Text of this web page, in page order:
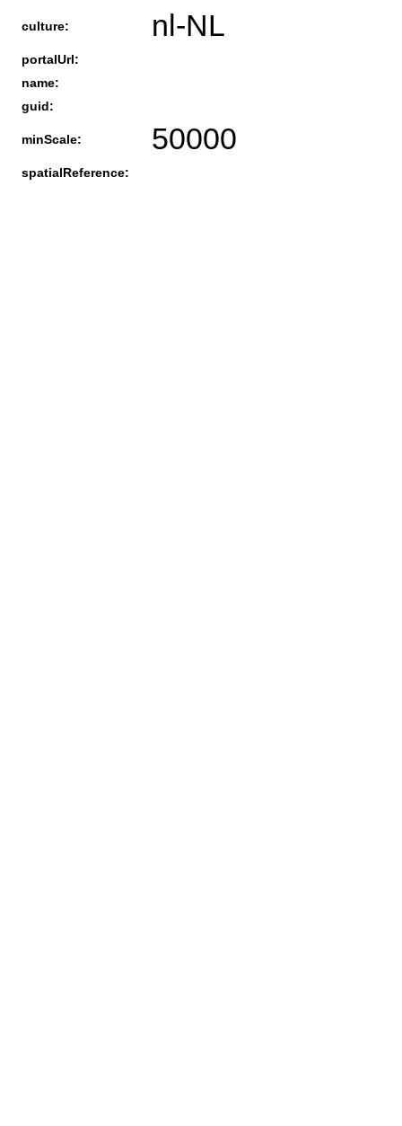
culture: nl-NL
portalUrl:
name:
guid:
minScale: 50000
spatialReference: